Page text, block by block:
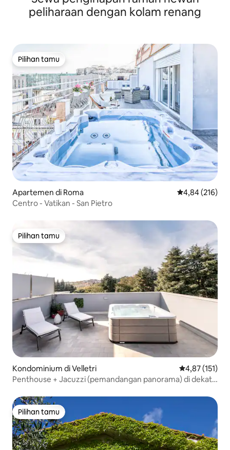
peliharaan dengan kolam renang
Pilihan tamu
Pilihan tamu
Apartemen di Roma Nilai rata-rata
4,84 (216)
Centro - Vatikan - San Pietro
Pilihan tamu
Pilihan tamu
Kondominium di Velletri Nilai rata-rata
4,87 (151)
Penthouse + Jacuzzi (pemandangan panorama) di dekat
Pilihan tamu
Pilihan tamu